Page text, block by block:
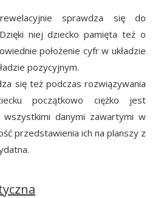
sprawdza się do
niej dziecko pamięta też o
położenie cyfr w układzie
pozycyjnym.
się też podczas rozwiązywania
początkowo ciężko jest
danymi zawartymi w
przedstawienia ich na planszy z